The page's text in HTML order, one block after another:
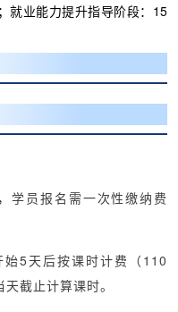
就业能力提升指导阶段：15
学员报名需一次性缴纳费
5天后按课时计费（110
截止计算课时。